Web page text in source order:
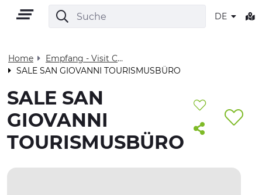
DE
GEBIET
Home
Empfang - Visit Cuneese
SALE SAN GIOVANNI TOURISMUSBÜRO
SALE SAN
GIOVANNI
TOURISMUSBÜRO